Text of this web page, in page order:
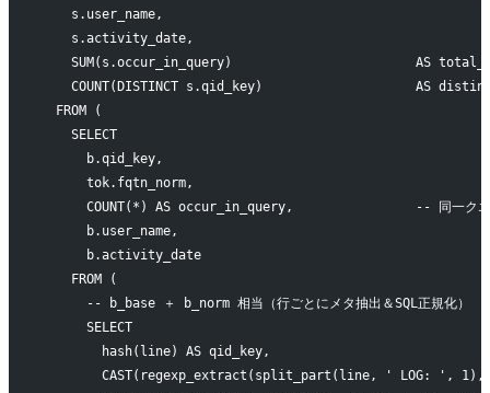
    s.user_name,
    s.activity_date,
SUM(s.occur_in_query)                        AS
COUNT(DISTINCT s.qid_key)                    AS
  FROM (
    SELECT
      b.qid_key,
      tok.fqtn_norm,
COUNT(*) AS occur_in_query,                -- 同一クエ
      b.user_name,
      b.activity_date
    FROM (
      -- b_base ＋ b_norm 相当（行ごとにメタ抽出＆SQL正規化）
      SELECT
        hash(line) AS qid_key,
CAST(regexp_extract(split_part(line, ' LOG: ',